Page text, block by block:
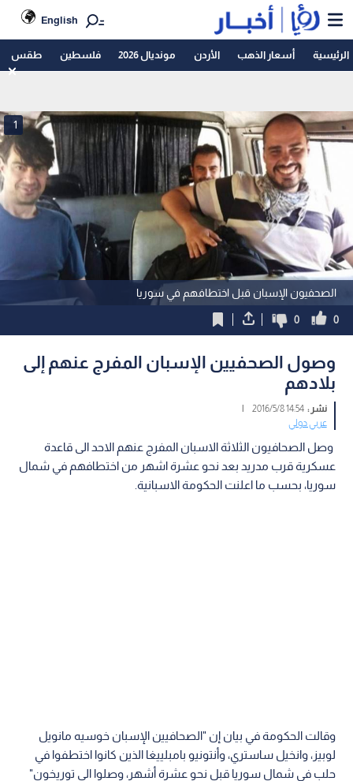
English
الرئيسية أسعار الذهب الأردن مونديال 2026 فلسطين طقس
الصحفيون الإسبان قبل اختطافهم في سوريا
1
0
0
وصول الصحفيين الإسبان المفرج عنهم إلى
بلادهم
نشر :14:54 2016/5/8
|
عربي دولي
وصل الصحافيون الثلاثة الاسبان المفرج عنهم الاحد الى قاعدة
عسكرية قرب مدريد بعد نحو عشرة اشهر من اختطافهم في شمال
سوريا، بحسب ما اعلنت الحكومة الاسبانية.
وقالت الحكومة في بيان إن "الصحافيين الإسبان خوسيه مانويل
لوبيز، وانخيل ساستري، وأنتونيو بامبلييغا الذين كانوا اختطفوا في
حلب في شمال سوريا قبل نحو عشرة أشهر، وصلوا الى توريخون"